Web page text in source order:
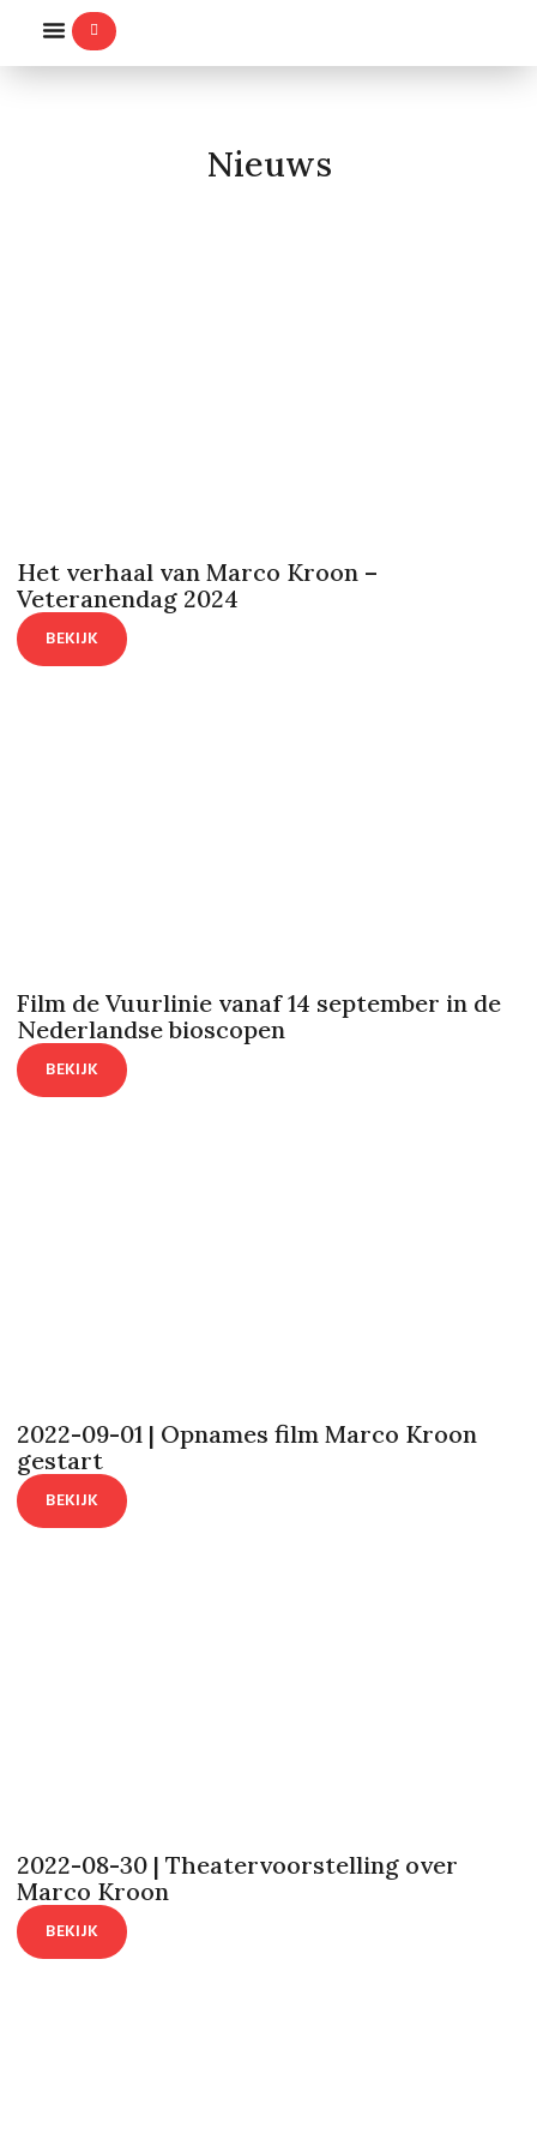
Nieuws
Het verhaal van Marco Kroon –
Veteranendag 2024
BEKIJK
Film de Vuurlinie vanaf 14 september in de
Nederlandse bioscopen
BEKIJK
2022-09-01 | Opnames film Marco Kroon
gestart
BEKIJK
2022-08-30 | Theatervoorstelling over
Marco Kroon
BEKIJK